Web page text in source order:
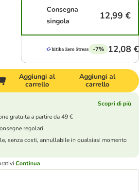
Consegna
singola
12,99 €
-7% 12,08 €
Aggiungi al
carrello
Aggiungi al
carrello
Scopri di più
gratuita a partire da 49 €
regolari
senza costi, annullabile in qualsiasi momento
Continua